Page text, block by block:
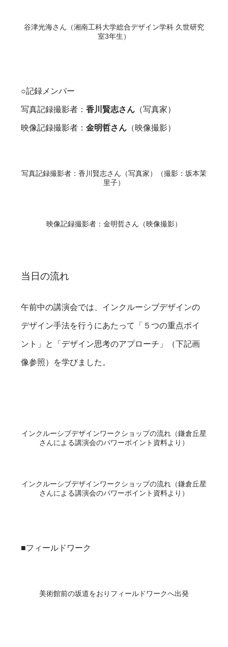
谷津光海さん（湘南工科大学総合デザイン学科 久世研究
室3年生）
○記録メンバー
写真記録撮影者：香川賢志さん （写真家）
映像記録撮影者：金明哲さん （映像撮影）
写真記録撮影者：香川賢志さん（写真家）（撮影：坂本茉
里子）
映像記録撮影者：金明哲さん（映像撮影）
当日の流れ
午前中の講演会では、インクルーシブデザインの
デザイン手法を行うにあたって「５つの重点ポイ
ント」と「デザイン思考のアプローチ」（下記画
像参照）を学びました。
インクルーシブデザインワークショップの流れ（鎌倉丘星
さんによる講演会のパワーポイント資料より）
インクルーシブデザインワークショップの流れ（鎌倉丘星
さんによる講演会のパワーポイント資料より）
■フィールドワーク
美術館前の坂道をおりフィールドワークへ出発